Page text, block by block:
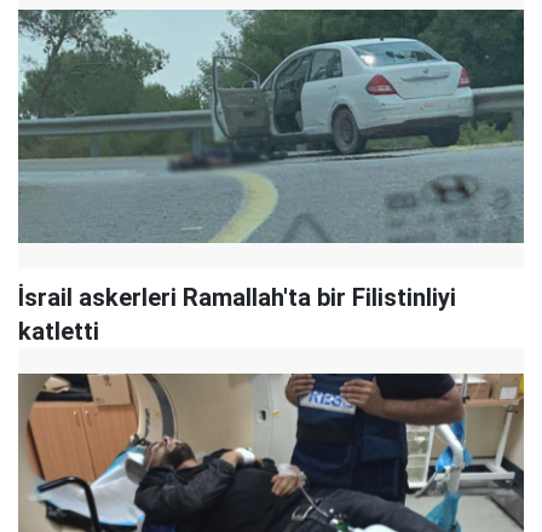
İsrail askerleri Ramallah'ta bir Filistinliyi
katletti